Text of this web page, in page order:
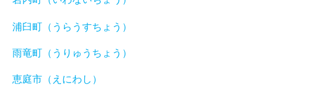
浦臼町（うらうすちょう）
雨竜町（うりゅうちょう）
恵庭市（えにわし）